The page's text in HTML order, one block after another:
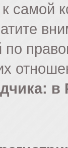
самой
по
в